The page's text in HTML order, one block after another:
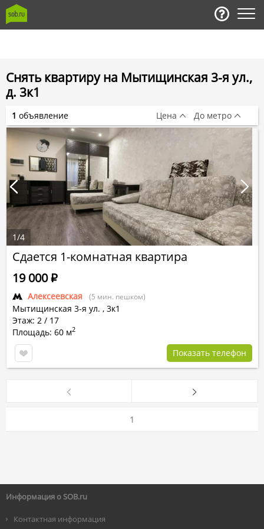
Снять квартиру на Мытищинская 3-я ул.,
д. 3к1
Сдается 1-комнатная квартира
Алексеевская (5 мин. пешком)
Мытищинская 3-я ул. , 3к1
Этаж: 2 / 17
Площадь: 60 м2
19 000Р
Показать телефон
1/4
1 объявление Цена До метро
1
Информация о SOB.ru
Контактная информация